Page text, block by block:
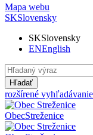
Mapa webu
SKSlovensky
SKSlovensky
ENEnglish
Hľadať
rozšírené vyhľadávanie
ObecStreženice